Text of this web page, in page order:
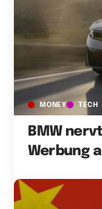
MONEY TECH
BMW
Werbung